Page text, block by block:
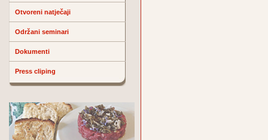
Otvoreni natječaji
Održani seminari
Dokumenti
Press cliping